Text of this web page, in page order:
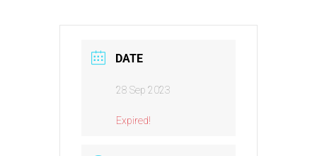
DATE
28 Sep 2023
Expired!